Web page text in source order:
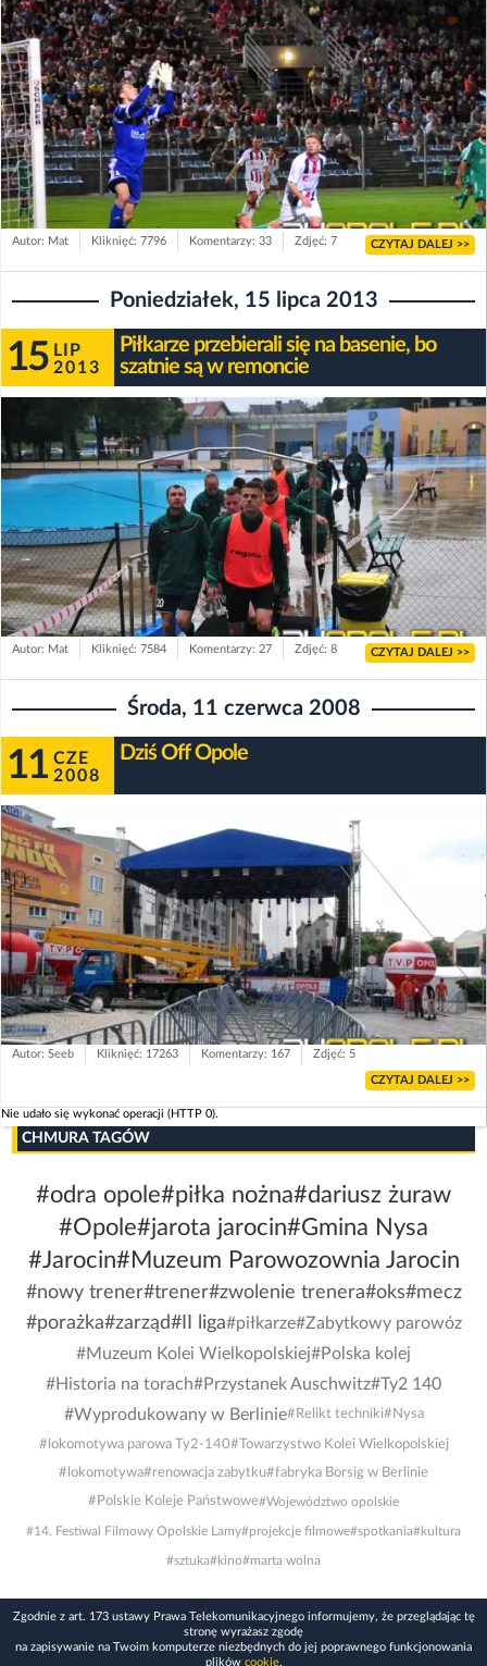
Autor: Mat Kliknięć: 7796 Komentarzy: 33 Zdjęć: 7 CZYTAJ DALEJ >>
Poniedziałek, 15 lipca 2013
15 LIP
2013
Piłkarze przebierali się na basenie, bo
szatnie są w remoncie
Autor: Mat Kliknięć: 7584 Komentarzy: 27 Zdjęć: 8 CZYTAJ DALEJ >>
Środa, 11 czerwca 2008
11 CZE
2008
Dziś Off Opole
Autor: Seeb Kliknięć: 17263 Komentarzy: 167 Zdjęć: 5
CZYTAJ DALEJ >>
Nie udało się wykonać operacji (HTTP 0).
CHMURA TAGÓW
#odra opole#piłka nożna#dariusz żuraw
#Opole#jarota jarocin#Gmina Nysa
#Jarocin#Muzeum Parowozownia Jarocin
#nowy trener#trener#zwolenie trenera#oks#mecz
#porażka#zarząd#II liga#piłkarze#Zabytkowy parowóz
#Muzeum Kolei Wielkopolskiej#Polska kolej
#Historia na torach#Przystanek Auschwitz#Ty2 140
#Wyprodukowany w Berlinie#Relikt techniki#Nysa
#lokomotywa parowa Ty2-140#Towarzystwo Kolei Wielkopolskiej
#lokomotywa#renowacja zabytku#fabryka Borsig w Berlinie
#Polskie Koleje Państwowe#Województwo opolskie
#14. Festiwal Filmowy Opolskie Lamy#projekcje filmowe#spotkania#kultura
#sztuka#kino#marta wolna
Zgodnie z art. 173 ustawy Prawa Telekomunikacyjnego informujemy, że przeglądając tę
stronę wyrażasz zgodę
na zapisywanie na Twoim komputerze niezbędnych do jej poprawnego funkcjonowania
plików cookie.